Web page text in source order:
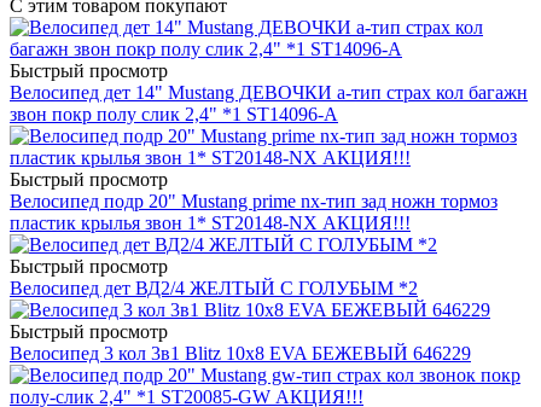
С этим товаром покупают
Быстрый просмотр
Велосипед дет 14" Mustang ДЕВОЧКИ a-тип страх кол багажн
звон покр полу слик 2,4" *1 ST14096-A
Быстрый просмотр
Велосипед подр 20" Mustang prime nx-тип зад ножн тормоз
пластик крылья звон 1* ST20148-NX АКЦИЯ!!!
Быстрый просмотр
Велосипед дет ВД2/4 ЖЕЛТЫЙ С ГОЛУБЫМ *2
Быстрый просмотр
Велосипед 3 кол 3в1 Blitz 10x8 EVA БЕЖЕВЫЙ 646229